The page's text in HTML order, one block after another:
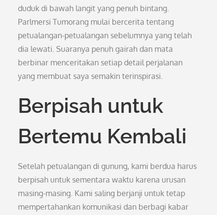
duduk di bawah langit yang penuh bintang.
Parlmersi Tumorang mulai bercerita tentang
petualangan-petualangan sebelumnya yang telah
dia lewati. Suaranya penuh gairah dan mata
berbinar menceritakan setiap detail perjalanan
yang membuat saya semakin terinspirasi.
Berpisah untuk
Bertemu Kembali
Setelah petualangan di gunung, kami berdua harus
berpisah untuk sementara waktu karena urusan
masing-masing. Kami saling berjanji untuk tetap
mempertahankan komunikasi dan berbagi kabar